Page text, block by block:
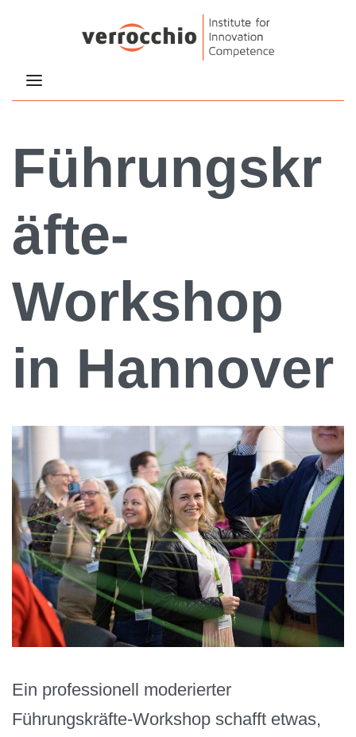
Führungskr
äfte-
Workshop
in Hannover
Ein professionell moderierter
Führungskräfte-Workshop schafft etwas,